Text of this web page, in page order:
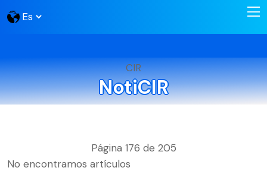
CIR
NotiCIR
Página 176 de 205
No encontramos artículos